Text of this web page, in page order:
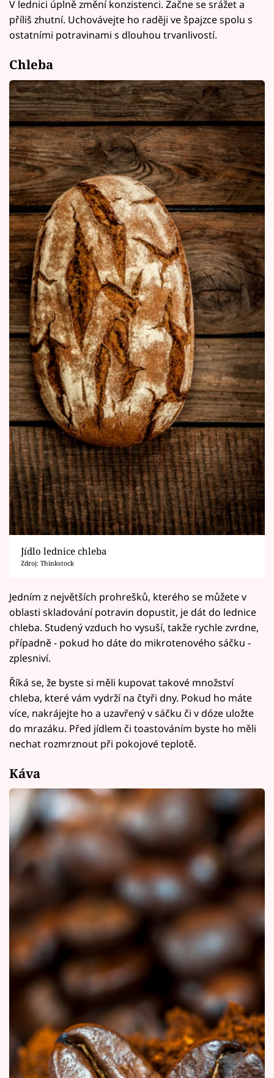
V lednici úplně změní konzistenci. Začne se srážet a
příliš zhutní. Uchovávejte ho raději ve špajzce spolu s
ostatními potravinami s dlouhou trvanlivostí.
Chleba
Jídlo lednice chleba
Zdroj: Thinkstock
Jedním z největších prohrešků, kterého se můžete v
oblasti skladování potravin dopustit, je dát do lednice
chleba. Studený vzduch ho vysuší, takže rychle zvrdne,
případně - pokud ho dáte do mikrotenového sáčku -
zplesniví.
Říká se, že byste si měli kupovat takové množství
chleba, které vám vydrží na čtyři dny. Pokud ho máte
více, nakrájejte ho a uzavřený v sáčku či v dóze uložte
do mrazáku. Před jídlem či toastováním byste ho měli
nechat rozmrznout při pokojové teplotě.
Káva